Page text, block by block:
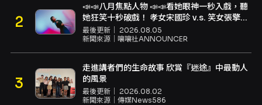
📣📣八月焦點人物 📣📣看她眼神一秒入戲，聽
她狂笑十秒破戲！ 孝女宋國珍 v.s. 笑女張擎
佳：本是同根生，相約壓車別太急
最後更新｜ 2026.08.05
新聞來源｜ 嚷嚷社ANNOUNCER
走進講者們的生命故事 欣賞『迷途』中最動人
的風景
最後更新｜ 2026.08.02
新聞來源｜ 傳媒News586